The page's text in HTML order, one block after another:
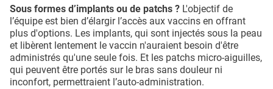
Sous formes d’implants ou de patchs ? L'objectif de
l’équipe est bien d’élargir l’accès aux vaccins en offrant
plus d'options. Les implants, qui sont injectés sous la peau
et libèrent lentement le vaccin n'auraient besoin d'être
administrés qu'une seule fois. Et les patchs micro-aiguilles,
qui peuvent être portés sur le bras sans douleur ni
inconfort, permettraient l’auto-administration.